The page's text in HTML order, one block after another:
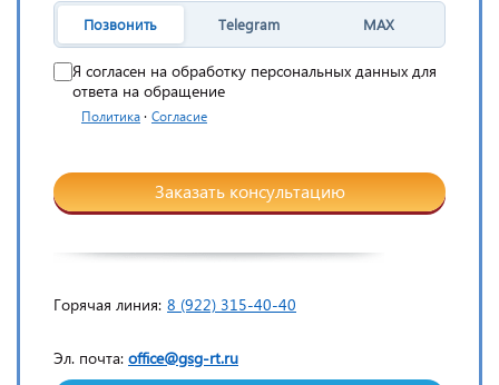
Позвонить Telegram MAX
Я согласен на обработку персональных данных для
ответа на обращение
Политика · Согласие
Заказать консультацию
Горячая линия: 8 (922) 315-40-40
Эл. почта: office@gsg-rt.ru